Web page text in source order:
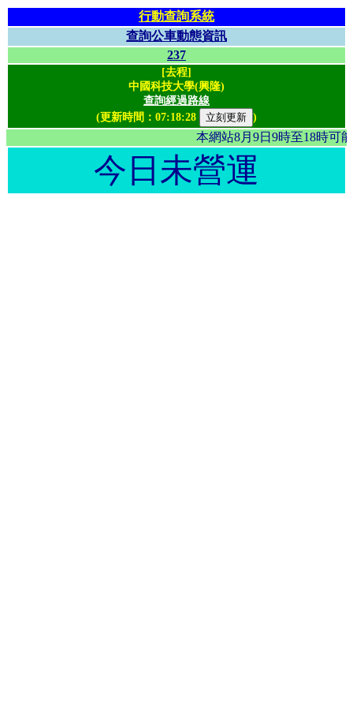
行動查詢系統
查詢公車動態資訊
237
[去程]
中國科技大學(興隆)
查詢經過路線
(更新時間： 07:18:28 )
本網站8月9日9時至18
今日未營運